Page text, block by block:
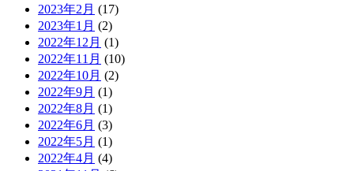
2023年2月 (17)
2023年1月 (2)
2022年12月 (1)
2022年11月 (10)
2022年10月 (2)
2022年9月 (1)
2022年8月 (1)
2022年6月 (3)
2022年5月 (1)
2022年4月 (4)